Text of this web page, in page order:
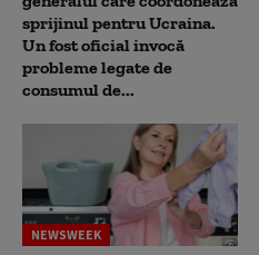
sprijinul pentru Ucraina.
Un fost oficial invocă
probleme legate de
consumul de...
NEWSWEEK